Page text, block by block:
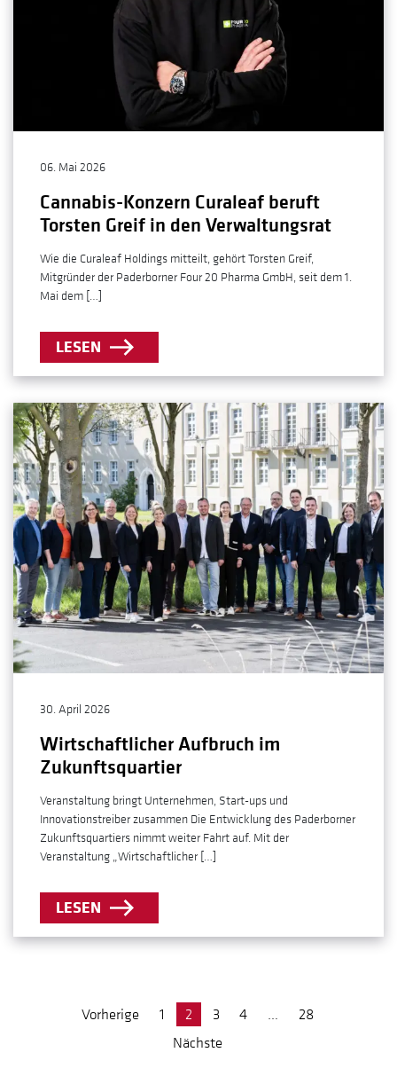
06. Mai 2026
Cannabis-Konzern Curaleaf beruft
Torsten Greif in den Verwaltungsrat
Wie die Curaleaf Holdings mitteilt, gehört Torsten Greif,
Mitgründer der Paderborner Four 20 Pharma GmbH, seit dem 1.
Mai dem […]
LESEN
30. April 2026
Wirtschaftlicher Aufbruch im
Zukunftsquartier
Veranstaltung bringt Unternehmen, Start-ups und
Innovationstreiber zusammen Die Entwicklung des Paderborner
Zukunftsquartiers nimmt weiter Fahrt auf. Mit der
Veranstaltung „Wirtschaftlicher […]
LESEN
Seitennummerierung der
Vorherige 1 2 3 4 …
28
Nächste